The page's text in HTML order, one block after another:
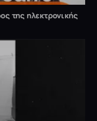
της ηλεκτρονικής